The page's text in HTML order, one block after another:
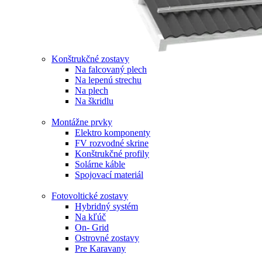
Konštrukčné zostavy
Na falcovaný plech
Na lepenú strechu
Na plech
Na škridlu
Montážne prvky
Elektro komponenty
FV rozvodné skrine
Konštrukčné profily
Solárne káble
Spojovací materiál
Fotovoltické zostavy
Hybridný systém
Na kľúč
On- Grid
Ostrovné zostavy
Pre Karavany